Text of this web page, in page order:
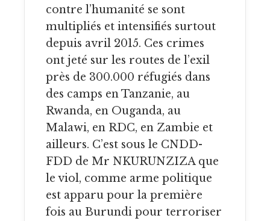
contre l’humanité se sont
multipliés et intensifiés surtout
depuis avril 2015. Ces crimes
ont jeté sur les routes de l’exil
près de 300.000 réfugiés dans
des camps en Tanzanie, au
Rwanda, en Ouganda, au
Malawi, en RDC, en Zambie et
ailleurs. C’est sous le CNDD-
FDD de Mr NKURUNZIZA que
le viol, comme arme politique
est apparu pour la première
fois au Burundi pour terroriser